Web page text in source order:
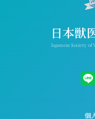
日本獣
Japanese Society
個